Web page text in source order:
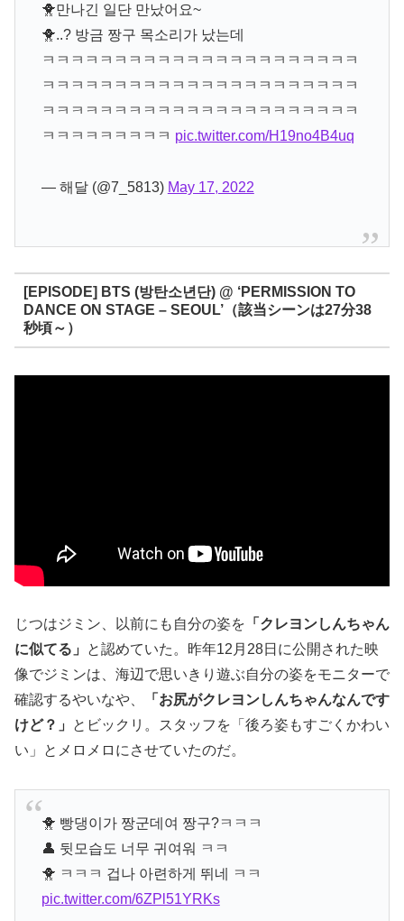
🐥만나긴 일단 만났어요~
🐥..? 방금 짱구 목소리가 났는데
ㅋㅋㅋㅋㅋㅋㅋㅋㅋㅋㅋㅋㅋㅋㅋㅋㅋㅋㅋㅋㅋㅋ
ㅋㅋㅋㅋㅋㅋㅋㅋㅋㅋㅋㅋㅋㅋㅋㅋㅋㅋㅋㅋㅋㅋ
ㅋㅋㅋㅋㅋㅋㅋㅋㅋㅋㅋㅋㅋㅋㅋㅋㅋㅋㅋㅋㅋㅋ
ㅋㅋㅋㅋㅋㅋㅋㅋㅋ pic.twitter.com/H19no4B4uq
— 해달 (@7_5813) May 17, 2022
[EPISODE] BTS (방탄소년단) @ ‘PERMISSION TO
DANCE ON STAGE – SEOUL’（該当シーンは27分38
秒頃～）
じつはジミン、以前にも自分の姿を 「クレヨンしんちゃん
に似てる」
と認めていた。昨年12月28日に公開された映
像でジミンは、海辺で思いきり遊ぶ自分の姿をモニターで
確認するやいなや、
「お尻がクレヨンしんちゃんなんです
けど？」
とビックリ。スタッフを「後ろ姿もすごくかわい
い」とメロメロにさせていたのだ。
🐥 빵댕이가 짱군데여 짱구?ㅋㅋㅋ
👤 뒷모습도 너무 귀여워 ㅋㅋ
🐥 ㅋㅋㅋ 겁나 아련하게 뛰네 ㅋㅋ
pic.twitter.com/6ZPl51YRKs